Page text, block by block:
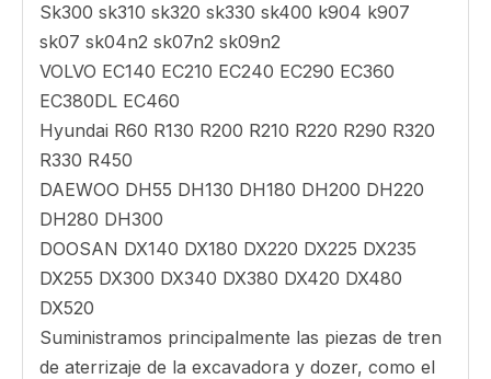
Sk300 sk310 sk320 sk330 sk400 k904 k907
sk07 sk04n2 sk07n2 sk09n2
VOLVO EC140 EC210 EC240 EC290 EC360
EC380DL EC460
Hyundai R60 R130 R200 R210 R220 R290 R320
R330 R450
DAEWOO DH55 DH130 DH180 DH200 DH220
DH280 DH300
DOOSAN DX140 DX180 DX220 DX225 DX235
DX255 DX300 DX340 DX380 DX420 DX480
DX520
Suministramos principalmente las piezas de tren
de aterrizaje de la excavadora y dozer, como el